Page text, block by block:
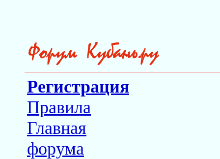
Регистрация
Правила
Главная
форума